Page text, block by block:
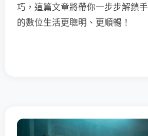
巧，這篇文章將帶你一步步解鎖
的數位生活更聰明、更順暢！